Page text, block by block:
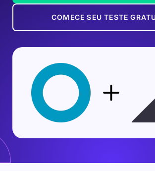
COMECE SEU TESTE